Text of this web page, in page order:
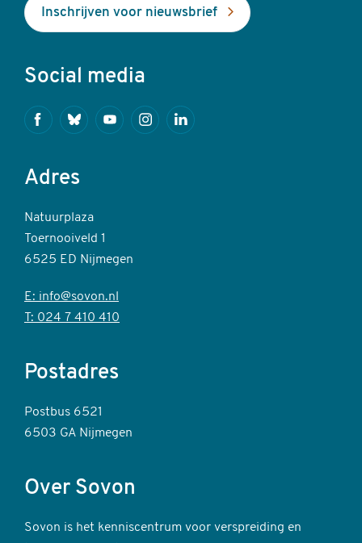
Inschrijven voor nieuwsbrief
Social media
FacebookBlueskyYoutubeInstagramLinkedin
Adres
Natuurplaza
Toernooiveld 1
6525 ED Nijmegen
E: info@sovon.nl
T: 024 7 410 410
Postadres
Postbus 6521
6503 GA Nijmegen
Over Sovon
Sovon is het kenniscentrum voor verspreiding en